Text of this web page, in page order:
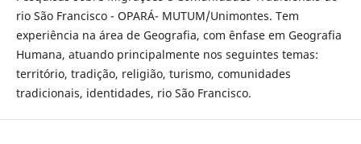
rio São Francisco - OPARÁ- MUTUM/Unimontes. Tem
experiência na área de Geografia, com ênfase em Geografia
Humana, atuando principalmente nos seguintes temas:
território, tradição, religião, turismo, comunidades
tradicionais, identidades, rio São Francisco.